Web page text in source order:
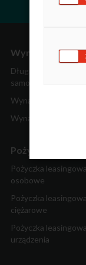
Wynajem
Długoterminowy
samochodów
Wynajem
Wynajem pojazdów
Pożyczka dla firm
Pożyczka
osobowe
Pożyczka
ciężarowe
Pożyczka
urządzenia